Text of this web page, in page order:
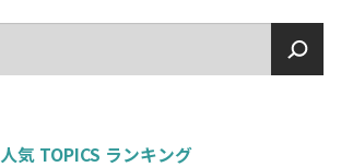
人気 TOPICS ランキング